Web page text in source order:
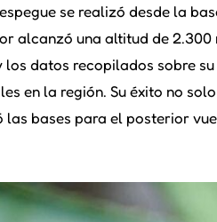
se realizó desde la
alcanzó una altitud de 2.300
los datos recopilados sobre
en la región. Su éxito no
bases para el posterior